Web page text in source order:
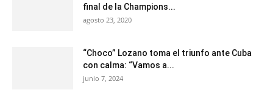
final de la Champions...
agosto 23, 2020
“Choco” Lozano toma el triunfo ante Cuba
con calma: “Vamos a...
junio 7, 2024